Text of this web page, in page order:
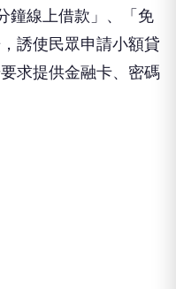
鐘線上借款」、「免
誘使民眾申請小額貸
求提供金融卡、密碼